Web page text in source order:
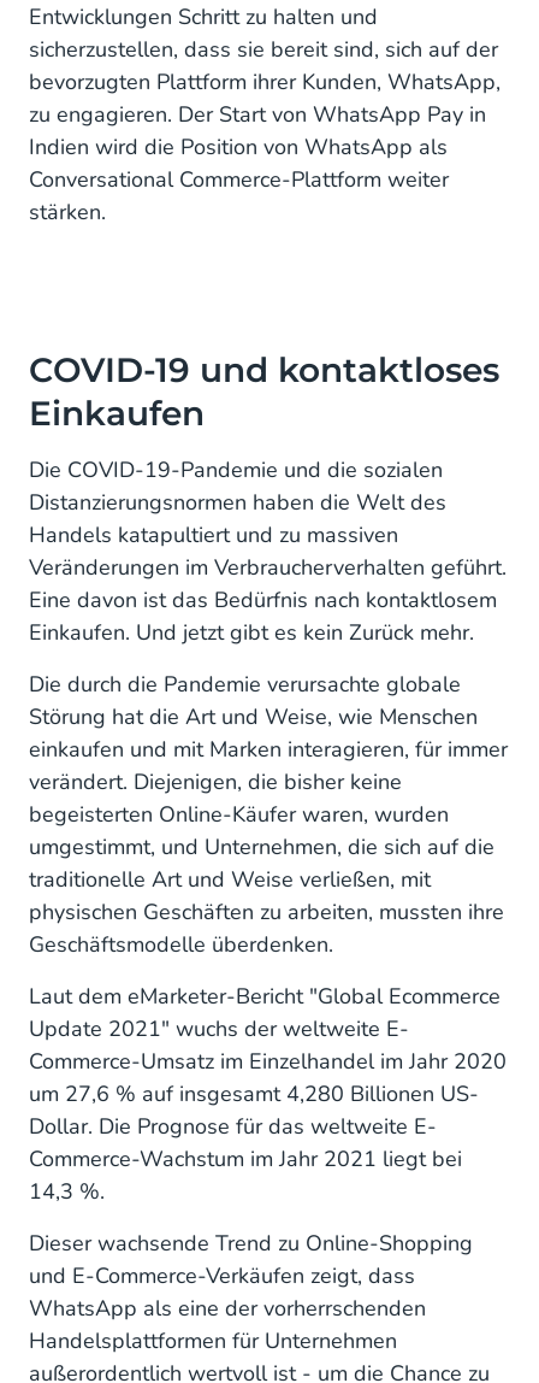
Entwicklungen Schritt zu halten und
sicherzustellen, dass sie bereit sind, sich auf der
bevorzugten Plattform ihrer Kunden, WhatsApp,
zu engagieren. Der Start von WhatsApp Pay in
Indien wird die Position von WhatsApp als
Conversational Commerce-Plattform weiter
stärken.
COVID-19 und kontaktloses
Einkaufen
Die COVID-19-Pandemie und die sozialen
Distanzierungsnormen haben die Welt des
Handels katapultiert und zu massiven
Veränderungen im Verbraucherverhalten geführt.
Eine davon ist das Bedürfnis nach kontaktlosem
Einkaufen. Und jetzt gibt es kein Zurück mehr.
Die durch die Pandemie verursachte globale
Störung hat die Art und Weise, wie Menschen
einkaufen und mit Marken interagieren, für immer
verändert. Diejenigen, die bisher keine
begeisterten Online-Käufer waren, wurden
umgestimmt, und Unternehmen, die sich auf die
traditionelle Art und Weise verließen, mit
physischen Geschäften zu arbeiten, mussten ihre
Geschäftsmodelle überdenken.
Laut dem eMarketer-Bericht "Global Ecommerce
Update 2021" wuchs der weltweite E-
Commerce-Umsatz im Einzelhandel im Jahr 2020
um 27,6 % auf insgesamt 4,280 Billionen US-
Dollar. Die Prognose für das weltweite E-
Commerce-Wachstum im Jahr 2021 liegt bei
14,3 %.
Dieser wachsende Trend zu Online-Shopping
und E-Commerce-Verkäufen zeigt, dass
WhatsApp als eine der vorherrschenden
Handelsplattformen für Unternehmen
außerordentlich wertvoll ist - um die Chance zu